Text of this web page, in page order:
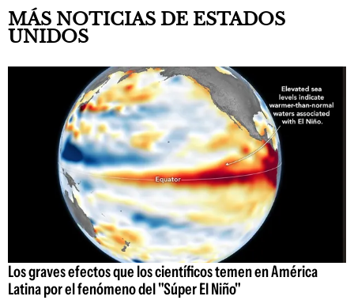
MÁS NOTICIAS DE ESTADOS
UNIDOS
Los graves efectos que los científicos temen en América
Latina por el fenómeno del "Súper El Niño"